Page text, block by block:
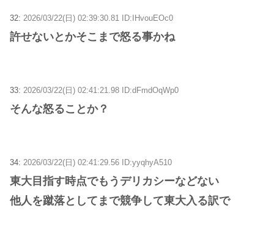
32: 2026/03/22(日) 02:39:30.81 ID:IHvouEOc0
許せないとかそこまで怒る事かね
33: 2026/03/22(日) 02:41:21.98 ID:dFmdOqWp0
そんな怒ることか？
34: 2026/03/22(日) 02:41:29.56 ID:yyqhyA510
東大目指す時点でもうデリカシーなどない
他人を蹴落としてまで競争して東大入る訳で